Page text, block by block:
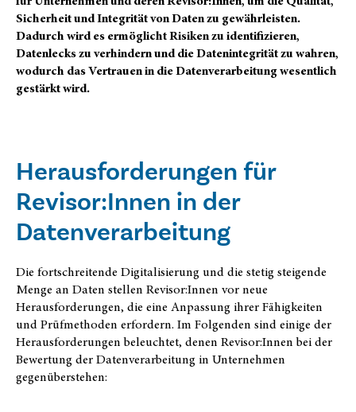
Sicherheit und Integrität von Daten zu gewährleisten.
Dadurch wird es ermöglicht Risiken zu identifizieren,
Datenlecks zu verhindern und die Datenintegrität zu wahren,
wodurch das Vertrauen in die Datenverarbeitung wesentlich
gestärkt wird.
Herausforderungen für
Revisor:Innen in der
Datenverarbeitung
Die fortschreitende Digitalisierung und die stetig steigende
Menge an Daten stellen Revisor:Innen vor neue
Herausforderungen, die eine Anpassung ihrer Fähigkeiten
und Prüfmethoden erfordern. Im Folgenden sind einige der
Herausforderungen beleuchtet, denen Revisor:Innen bei der
Bewertung der Datenverarbeitung in Unternehmen
gegenüberstehen: